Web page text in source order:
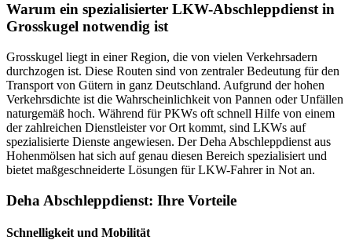
Warum ein spezialisierter LKW-Abschleppdienst in
Grosskugel notwendig ist
Grosskugel liegt in einer Region, die von vielen Verkehrsadern
durchzogen ist. Diese Routen sind von zentraler Bedeutung für den
Transport von Gütern in ganz Deutschland. Aufgrund der hohen
Verkehrsdichte ist die Wahrscheinlichkeit von Pannen oder Unfällen
naturgemäß hoch. Während für PKWs oft schnell Hilfe von einem
der zahlreichen Dienstleister vor Ort kommt, sind LKWs auf
spezialisierte Dienste angewiesen. Der Deha Abschleppdienst aus
Hohenmölsen hat sich auf genau diesen Bereich spezialisiert und
bietet maßgeschneiderte Lösungen für LKW-Fahrer in Not an.
Deha Abschleppdienst: Ihre Vorteile
Schnelligkeit und Mobilität